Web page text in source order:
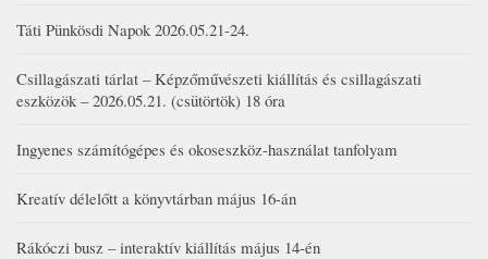
Táti Pünkösdi Napok 2026.05.21-24.
Csillagászati tárlat – Képzőművészeti kiállítás és csillagászati
eszközök – 2026.05.21. (csütörtök) 18 óra
Ingyenes számítógépes és okoseszköz-használat tanfolyam
Kreatív délelőtt a könyvtárban május 16-án
Rákóczi busz – interaktív kiállítás május 14-én